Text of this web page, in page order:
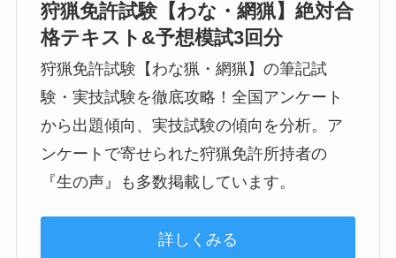
狩猟免許試験【わな・網猟】絶対合
格テキスト&予想模試3回分
狩猟免許試験【わな猟・網猟】の筆記試
験・実技試験を徹底攻略！全国アンケート
から出題傾向、実技試験の傾向を分析。ア
ンケートで寄せられた狩猟免許所持者の
『生の声』も多数掲載しています。
詳しくみる